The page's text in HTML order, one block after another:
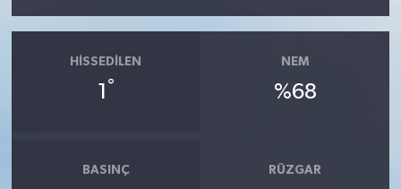
HISSEDILEN
1 °
NEM
%68
BASINÇ RÜZGAR